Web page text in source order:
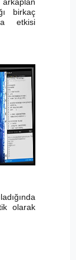
birkaç
etkisi
olarak